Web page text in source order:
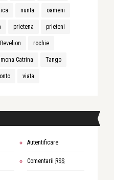
nunta oameni
prietena prieteni
Revelion rochie
Catrina Tango
viata
Autentificare
Comentarii RSS